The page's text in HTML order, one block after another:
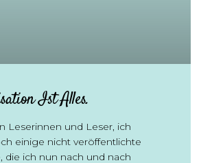
Ist Alles.
Leserinnen und Leser, ich
einige nicht veröffentlichte
die ich nun nach und nach